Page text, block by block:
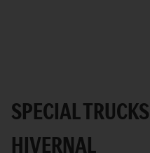
SPECIAL
HIVERNAL